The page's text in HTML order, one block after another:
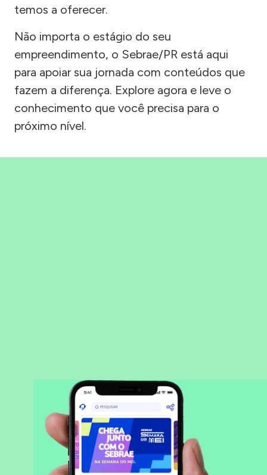
temos a oferecer.
Não importa o estágio do seu
empreendimento, o Sebrae/PR está aqui
para apoiar sua jornada com conteúdos que
fazem a diferença. Explore agora e leve o
conhecimento que você precisa para o
próximo nível.